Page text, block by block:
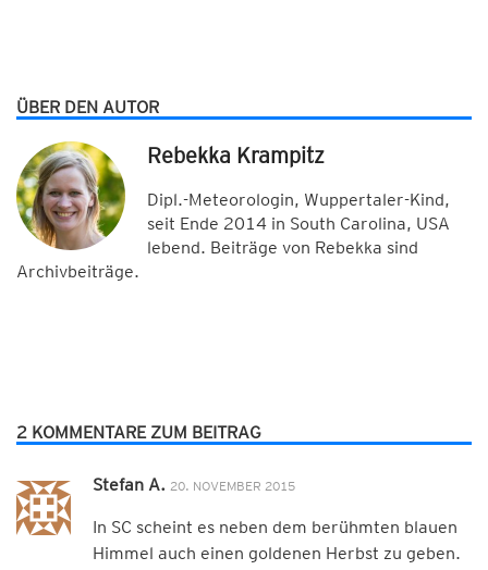
ÜBER DEN AUTOR
Rebekka Krampitz
Dipl.-Meteorologin, Wuppertaler-Kind,
seit Ende 2014 in South Carolina, USA
lebend. Beiträge von Rebekka sind
Archivbeiträge.
2 KOMMENTARE ZUM BEITRAG
Stefan A. 20. NOVEMBER 2015
In SC scheint es neben dem berühmten blauen
Himmel auch einen goldenen Herbst zu geben.